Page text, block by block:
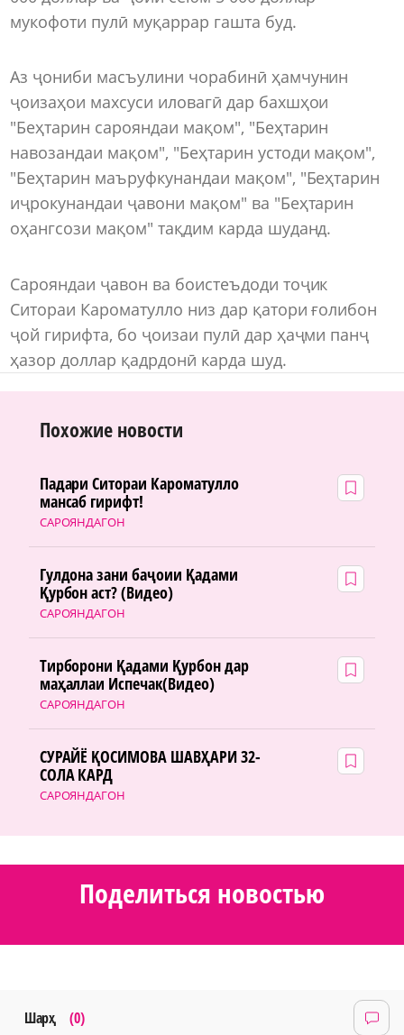
мукофоти пулӣ муқаррар гашта буд.
Аз ҷониби масъулини чорабинӣ ҳамчунин
ҷоизаҳои махсуси иловагӣ дар бахшҳои
"Беҳтарин сарояндаи мақом", "Беҳтарин
навозандаи мақом", "Беҳтарин устоди мақом",
"Беҳтарин маъруфкунандаи мақом", "Беҳтарин
иҷрокунандаи ҷавони мақом" ва "Беҳтарин
оҳангсози мақом" тақдим карда шуданд.
Сарояндаи ҷавон ва боистеъдоди тоҷик
Ситораи Кароматулло низ дар қатори ғолибон
ҷой гирифта, бо ҷоизаи пулӣ дар ҳаҷми панҷ
ҳазор доллар қадрдонӣ карда шуд.
Похожие новости
САРОЯНДАГОН
Падари Ситораи Кароматулло
мансаб гирифт!
САРОЯНДАГОН
Гулдона зани баҷоии Қадами
Қурбон аст? (Видео)
САРОЯНДАГОН
Тирборони Қадами Қурбон дар
маҳаллаи Испечак(Видео)
САРОЯНДАГОН
СУРАЙЁ ҚОСИМОВА ШАВҲАРИ 32-
СОЛА КАРД
Поделиться новостью
Шарҳ (0)